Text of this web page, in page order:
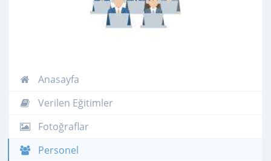
Anasayfa
Verilen Eğitimler
Fotoğraflar
Personel